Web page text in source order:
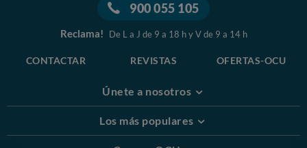
900 055 105
Reclama! De L a J de 9 a 18 h y V de 9 a 14 h
CONTACTAR REVISTAS OFERTAS-OCU
Únete a nosotros
Los más populares